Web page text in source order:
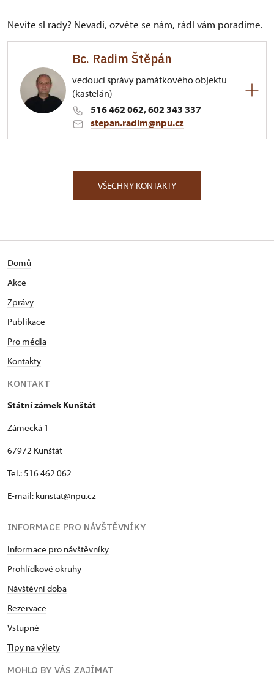
Nevíte si rady? Nevadí, ozvěte se nám, rádi vám poradíme.
Bc. Radim Štěpán
vedoucí správy památkového objektu
(kastelán)
516 462 062, 602 343 337
stepan.radim@npu.cz
Zámecká 1/, Kunštát na Moravě 67972
VŠECHNY KONTAKTY
Domů
Akce
Zprávy
Publikace
Pro média
Kontakty
KONTAKT
Státní zámek Kunštát
Zámecká 1
67972 Kunštát
Tel.: 516 462 062
E-mail: kunstat@npu.cz
INFORMACE PRO NÁVŠTĚVNÍKY
Informace pro návštěvníky
Prohlídkové okruhy
Návštěvní doba
Rezervace
Vstupné
Tipy na výlety
MOHLO BY VÁS ZAJÍMAT